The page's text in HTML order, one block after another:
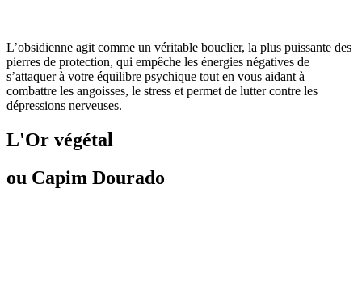
L’obsidienne agit comme un véritable bouclier, la plus puissante des
pierres de protection, qui empêche les énergies négatives de
s’attaquer à votre équilibre psychique tout en vous aidant à
combattre les angoisses, le stress et permet de lutter contre les
dépressions nerveuses.
L'Or végétal
ou Capim Dourado